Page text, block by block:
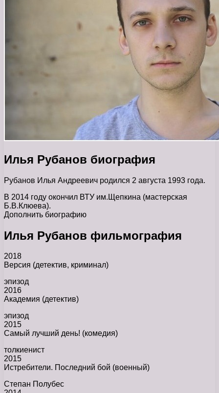
Илья Рубанов биография
Рубанов Илья Андреевич родился 2 августа 1993 года.
В 2014 году окончил ВТУ им.Щепкина (мастерская
Б.В.Клюева).
Дополнить биографию
Илья Рубанов фильмография
2018
Версия (детектив, криминал)
эпизод
2016
Академия (детектив)
эпизод
2015
Самый лучший день! (комедия)
толкиенист
2015
Истребители. Последний бой (военный)
Степан Полубес